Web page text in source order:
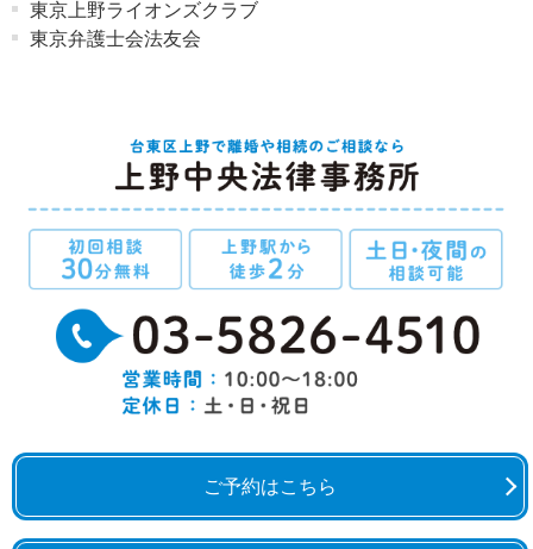
東京上野ライオンズクラブ
東京弁護士会法友会
ご予約はこちら